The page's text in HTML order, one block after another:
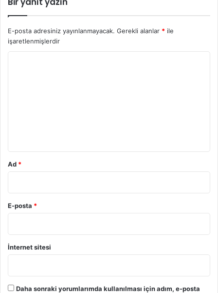
E-posta adresiniz yayınlanmayacak. Gerekli alanlar * ile
işaretlenmişlerdir
Ad *
E-posta *
İnternet sitesi
Daha sonraki yorumlarımda kullanılması için adım, e-posta